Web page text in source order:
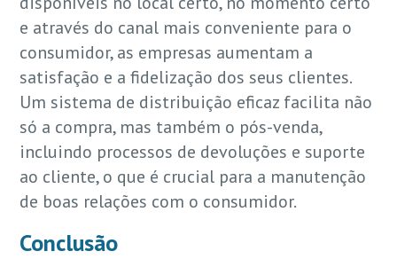
e através do canal mais conveniente para o
consumidor, as empresas aumentam a
satisfação e a fidelização dos seus clientes.
Um sistema de distribuição eficaz facilita não
só a compra, mas também o pós-venda,
incluindo processos de devoluções e suporte
ao cliente, o que é crucial para a manutenção
de boas relações com o consumidor.
Conclusão